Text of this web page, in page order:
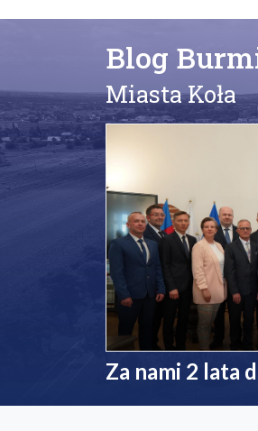
Blog
Miasta Koła
Za nami 2 lata